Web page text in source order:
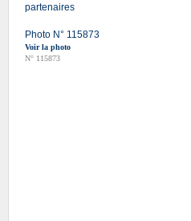
partenaires
Photo N° 115873
Voir la photo
N° 115873